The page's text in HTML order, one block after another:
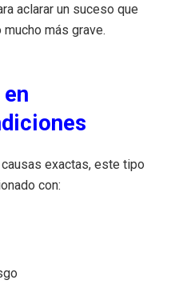
aclarar un suceso que
más grave.
exactas, este tipo
con: